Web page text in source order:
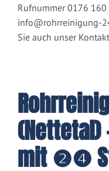
Rufnummer 0176
info@rohrreinigung-
Sie auch unser
(Nettetal)
mit ❷❹